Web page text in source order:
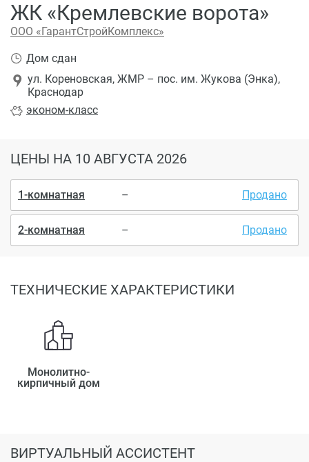
ЖК «Кремлевские ворота»
ООО «ГарантСтройКомплекс»
эконом-класс
ул. Кoрeнoвcкaя, ЖМР – пос. им. Жукова (Энка),
Краснодар
Дом сдан
ЦЕНЫ НА 10 АВГУСТА 2026
1-комнатная – Продано
2-комнатная – Продано
ТЕХНИЧЕСКИЕ ХАРАКТЕРИСТИКИ
Монолитно-
кирпичный дом
ВИРТУАЛЬНЫЙ АССИСТЕНТ